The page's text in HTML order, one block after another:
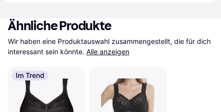
Ähnliche Produkte
Wir haben eine Produktauswahl zusammengestellt, die für dich
interessant sein könnte. Alle anzeigen
Im Trend